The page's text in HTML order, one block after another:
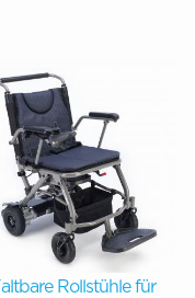
Rollstühle für